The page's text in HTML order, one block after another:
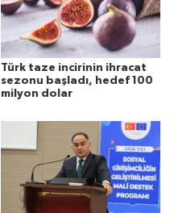
Türk taze incirinin ihracat
sezonu başladı, hedef 100
milyon dolar